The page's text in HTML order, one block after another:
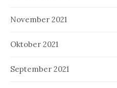
November 2021
Oktober 2021
September 2021